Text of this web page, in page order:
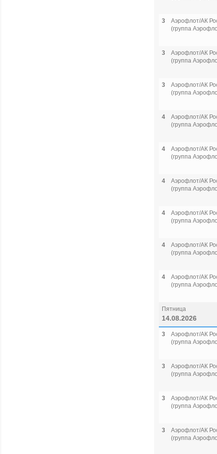
3
Аэрофлот/АК
(группа
3
Аэрофлот/АК
(группа
3
Аэрофлот/АК
(группа
4
Аэрофлот/АК
(группа
4
Аэрофлот/АК
(группа
4
Аэрофлот/АК
(группа
4
Аэрофлот/АК
(группа
4
Аэрофлот/АК
(группа
4
Аэрофлот/АК
(группа
Пятница
14.08.2026
3
Аэрофлот/АК
(группа
3
Аэрофлот/АК
(группа
3
Аэрофлот/АК
(группа
3
Аэрофлот/АК
(группа